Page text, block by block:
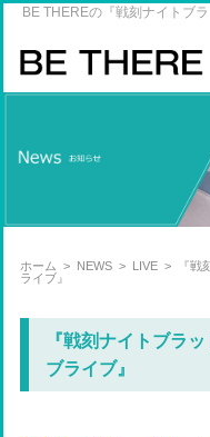
BE THEREの『戦刻ナイトブ
ホーム > NEWS > LIVE >
『
ライブ』
『戦刻ナイトブラ
ブライブ』